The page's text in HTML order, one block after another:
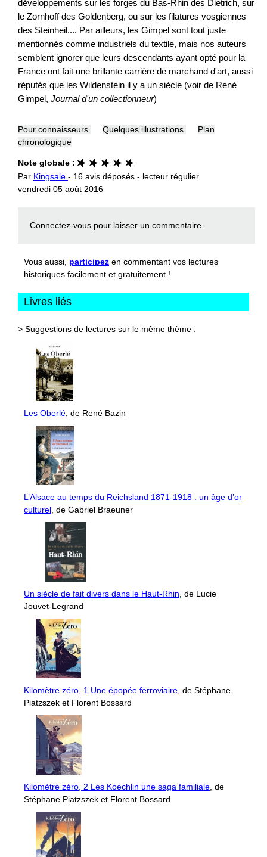
développements sur les forges du Bas-Rhin des Dietrich, sur
le Zornhoff des Goldenberg, ou sur les filatures vosgiennes
des Steinheil.... Par ailleurs, les Gimpel sont tout juste
mentionnés comme industriels du textile, mais nos auteurs
semblent ignorer que leurs descendants ayant opté pour la
France ont fait une brillante carrière de marchand d'art, aussi
réputés que les Wildenstein il y a un siècle (voir de René
Gimpel, Journal d'un collectionneur)
Pour connaisseurs Quelques illustrations
Plan
chronologique
Note globale :
Par Kingsale - 16 avis déposés - lecteur régulier
vendredi 05 août 2016
Connectez-vous pour laisser un commentaire
Vous aussi, participez en commentant vos lectures
historiques facilement et gratuitement !
Livres liés
> Suggestions de lectures sur le même thème :
Les Oberlé, de René Bazin
L’Alsace au temps du Reichsland 1871-1918 : un âge d’or
culturel, de Gabriel Braeuner
Un siècle de fait divers dans le Haut-Rhin, de Lucie
Jouvet-Legrand
Kilomètre zéro, 1 Une épopée ferroviaire, de Stéphane
Piatzszek et Florent Bossard
Kilomètre zéro, 2 Les Koechlin une saga familiale, de
Stéphane Piatzszek et Florent Bossard